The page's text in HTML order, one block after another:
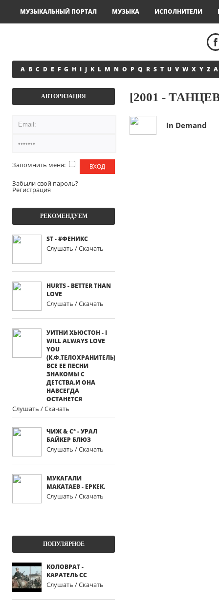
МУЗЫКАЛЬНЫЙ ПОРТАЛ МУЗЫКА ИСПОЛНИТЕЛИ
A B C D E F G H I J K L M N O P Q R S T U V W X Y Z А
АВТОРИЗАЦИЯ
Запомнить меня:
Забыли свой пароль?
Регистрация
РЕКОМЕНДУЕМ
ST - #ФЕНИКС
Слушать / Скачать
HURTS - BETTER THAN
LOVE
Слушать / Скачать
УИТНИ ХЬЮСТОН - I
WILL ALWAYS LOVE
YOU
(К.Ф.ТЕЛОХРАНИТЕЛЬ)
ВСЕ ЕЕ ПЕСНИ
ЗНАКОМЫ С
ДЕТСТВА.И ОНА
НАВСЕГДА
ОСТАНЕТСЯ
Слушать / Скачать
ЧИЖ & C° - УРАЛ
БАЙКЕР БЛЮЗ
Слушать / Скачать
МУКАГАЛИ
МАКАТАЕВ - ЕРКЕК.
Слушать / Скачать
ПОПУЛЯРНОЕ
КОЛОВРАТ -
КАРАТЕЛЬ СС
Слушать / Скачать
[2001 -
In Demand